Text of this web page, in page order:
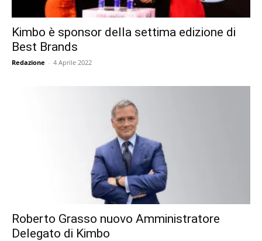
Kimbo è sponsor della settima edizione di
Best Brands
Redazione - 4 Aprile 2022
Roberto Grasso nuovo Amministratore
Delegato di Kimbo